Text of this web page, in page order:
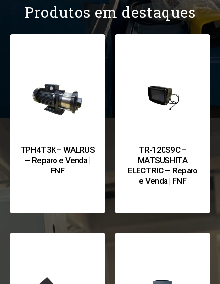
Produtos em destaques
TPH4T3K – WALRUS
— Reparo e Venda |
FNF
TR-120S9C –
MATSUSHITA
ELECTRIC — Reparo
e Venda | FNF